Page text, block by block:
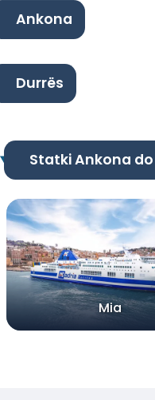
Ankona
Durrës
Statki Ankona
Mia